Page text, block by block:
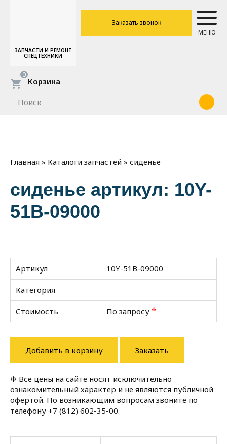
ЗАПЧАСТИ И РЕМОНТ
СПЕЦТЕХНИКИ
Заказать звонок
МЕНЮ
Корзина
0
Главная » Каталоги запчастей » сиденье
сиденье артикул: 10Y-
51B-09000
Артикул 10Y-51B-09000
Категория
Стоимость По запросу ❉
Добавить в корзину Заказать
❉ Все цены на сайте носят исключительно
ознакомительный характер и не являются публичной
офертой. По возникающим вопросам звоните по
телефону +7 (812) 602-35-00.